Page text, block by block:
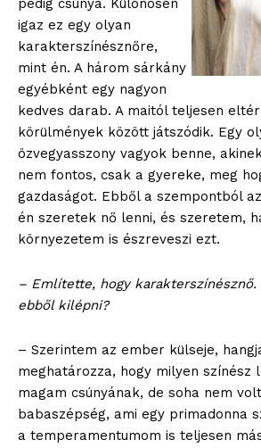
pedig csúnya. Különösen
igaz ez egy olyan
karakterszínésznőre,
mint én. A három sárkány
egyébként egy nagyon
kedves darab. A maitól teljesen
körülmények között játszódik. Egy
özvegyasszony vagyok benne,
nem fontos, csak a gyereke, meg
gazdaságot. Ebből a szempontból
én szeretek nő lenni, és szeretem,
környezetem is észreveszi ezt.
– Említette, hogy karakterszínésznő.
ebből kilépni?
– Szerintem az ember külseje,
meghatározza, hogy milyen színész
magam csúnyának, de soha nem
babaszépség, ami egy primadonna
a temperamentumom is teljesen